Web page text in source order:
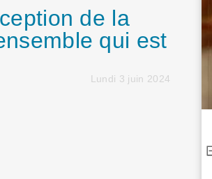
de la
qui est
Lundi 3 juin 2024